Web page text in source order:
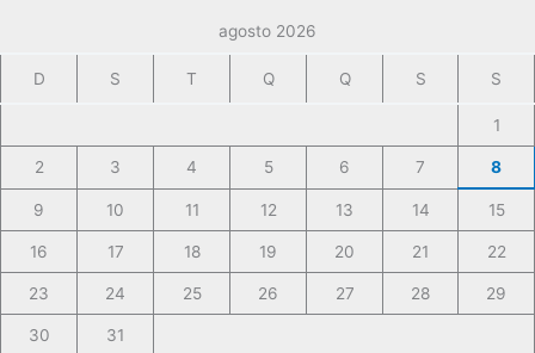
agosto 2026
D S T Q Q S S
1
2 3 4 5 6 7 8
9 10 11 12 13 14 15
16 17 18 19 20 21 22
23 24 25 26 27 28 29
30 31